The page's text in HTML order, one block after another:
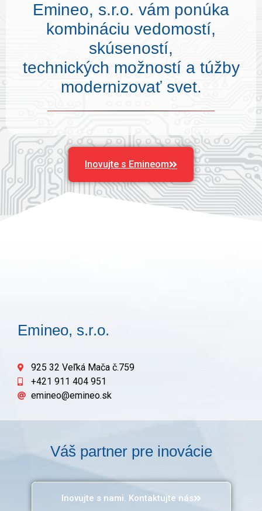
Emineo, s.r.o. vám ponúka
kombináciu vedomostí,
skúseností,
technických možností a túžby
modernizovať svet.
Inovujte s Emineom
Emineo, s.r.o.
925 32 Veľká Mača č.759
+421 911 404 951
emineo@emineo.sk
Váš partner pre inovácie
Inovujte s nami. Kontaktujte nás